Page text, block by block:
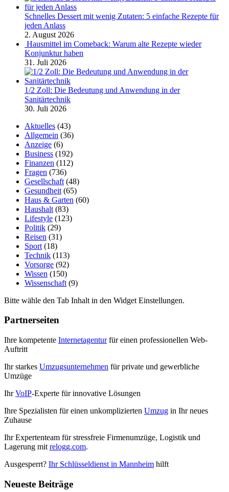
Schnelles Dessert mit wenig Zutaten: 5 einfache Rezepte für
jeden Anlass
2. August 2026
Hausmittel im Comeback: Warum alte Rezepte wieder
Konjunktur haben
31. Juli 2026
1/2 Zoll: Die Bedeutung und Anwendung in der
Sanitärtechnik
30. Juli 2026
Aktuelles (43)
Allgemein (36)
Anzeige (6)
Business (192)
Finanzen (112)
Fragen (736)
Gesellschaft (48)
Gesundheit (65)
Haus & Garten (60)
Haushalt (83)
Lifestyle (123)
Politik (29)
Reisen (31)
Sport (18)
Technik (113)
Vorsorge (92)
Wissen (150)
Wissenschaft (9)
Bitte wähle den Tab Inhalt in den Widget Einstellungen.
Partnerseiten
Ihre kompetente Internetagenturfür einen professionellen Web-
Auftritt
Ihr starkes Umzugsunternehmen für private und gewerbliche
Umzüge
IhrVoIP-Experte für innovative Lösungen
Ihre Spezialisten für einen unkomplizierten Umzug in Ihr neues
Zuhause
Ihr Expertenteam für stressfreie Firmenumzüge, Logistik und
Lagerung mit relogg.com.
Ausgesperrt? Ihr Schlüsseldienst in Mannheim hilft
Neueste Beiträge